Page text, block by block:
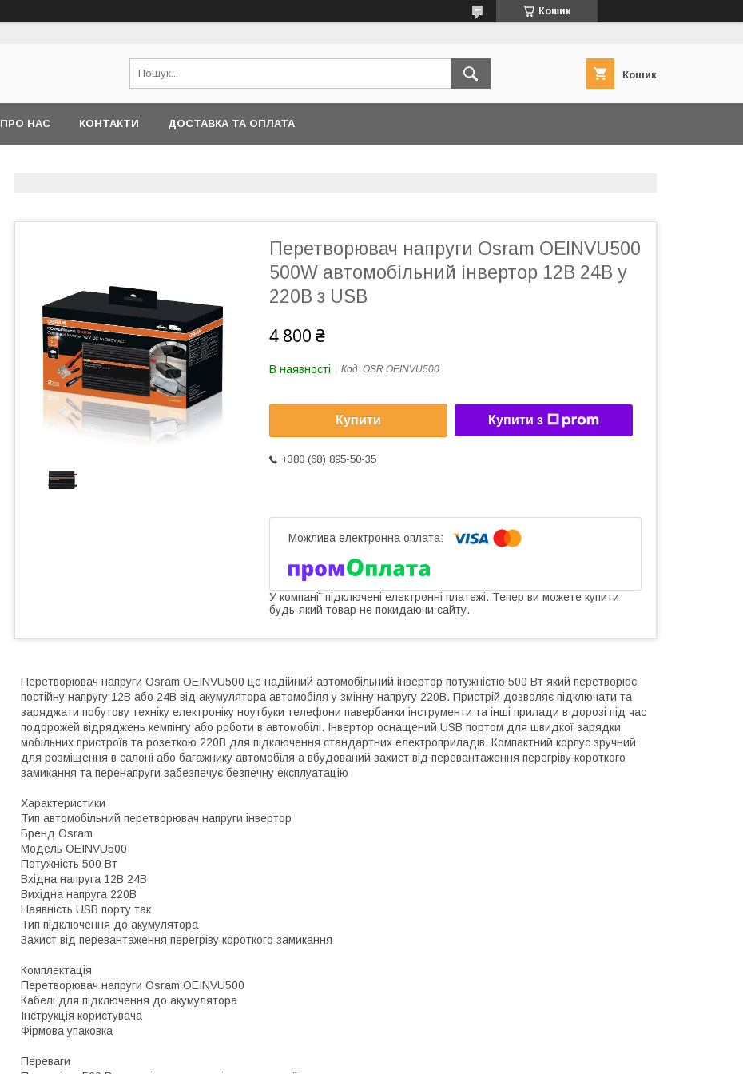
Кошик
Кошик
ПРО НАС КОНТАКТИ ДОСТАВКА ТА ОПЛАТА
Перетворювач напруги Osram OEINVU500
500W автомобільний інвертор 12В 24В у
220В з USB
4 800 ₴
В наявності Код: OSR OEINVU500
Купити Купити з
+380 (68) 895-50-35
У компанії підключені електронні платежі. Тепер ви можете купити
будь-який товар не покидаючи сайту.
Перетворювач напруги Osram OEINVU500 це надійний автомобільний інвертор потужністю 500 Вт який перетворює
постійну напругу 12В або 24В від акумулятора автомобіля у змінну напругу 220В. Пристрій дозволяє підключати та
заряджати побутову техніку електроніку ноутбуки телефони павербанки інструменти та інші прилади в дорозі під час
подорожей відряджень кемпінгу або роботи в автомобілі. Інвертор оснащений USB портом для швидкої зарядки
мобільних пристроїв та розеткою 220В для підключення стандартних електроприладів. Компактний корпус зручний
для розміщення в салоні або багажнику автомобіля а вбудований захист від перевантаження перегріву короткого
замикання та перенапруги забезпечує безпечну експлуатацію
Характеристики
Тип автомобільний перетворювач напруги інвертор
Бренд Osram
Модель OEINVU500
Потужність 500 Вт
Вхідна напруга 12В 24В
Вихідна напруга 220В
Наявність USB порту так
Тип підключення до акумулятора
Захист від перевантаження перегріву короткого замикання
Комплектація
Перетворювач напруги Osram OEINVU500
Кабелі для підключення до акумулятора
Інструкція користувача
Фірмова упаковка
Переваги